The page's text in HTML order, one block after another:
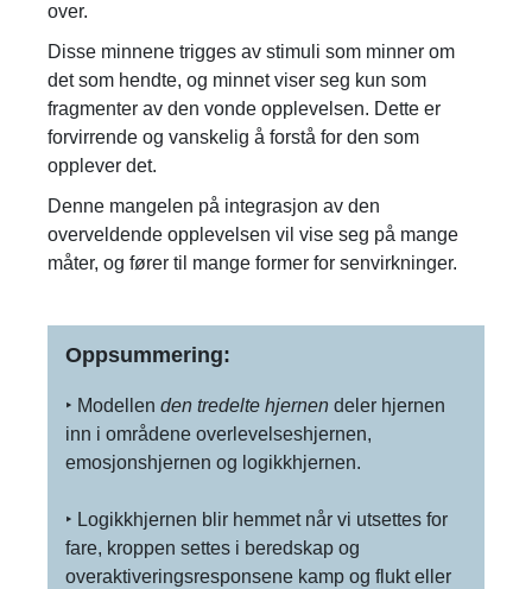
over.
Disse minnene trigges av stimuli som minner om
det som hendte, og minnet viser seg kun som
fragmenter av den vonde opplevelsen. Dette er
forvirrende og vanskelig å forstå for den som
opplever det.
Denne mangelen på integrasjon av den
overveldende opplevelsen vil vise seg på mange
måter, og fører til mange former for senvirkninger.
Oppsummering:
‣ Modellen den tredelte hjernen deler hjernen
inn i områdene overlevelseshjernen,
emosjonshjernen og logikkhjernen.
‣ Logikkhjernen blir hemmet når vi utsettes for
fare, kroppen settes i beredskap og
overaktiveringsresponsene kamp og flukt eller